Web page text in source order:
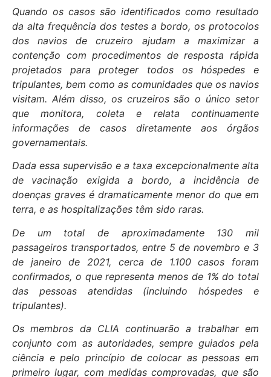
Quando os casos são identificados como resultado
da alta frequência dos testes a bordo, os protocolos
dos navios de cruzeiro ajudam a maximizar a
contenção com procedimentos de resposta rápida
projetados para proteger todos os hóspedes e
tripulantes, bem como as comunidades que os navios
visitam. Além disso, os cruzeiros são o único setor
que monitora, coleta e relata continuamente
informações de casos diretamente aos órgãos
governamentais.
Dada essa supervisão e a taxa excepcionalmente alta
de vacinação exigida a bordo, a incidência de
doenças graves é dramaticamente menor do que em
terra, e as hospitalizações têm sido raras.
De um total de aproximadamente 130 mil
passageiros transportados, entre 5 de novembro e 3
de janeiro de 2021, cerca de 1.100 casos foram
confirmados, o que representa menos de 1% do total
das pessoas atendidas (incluindo hóspedes e
tripulantes).
Os membros da CLIA continuarão a trabalhar em
conjunto com as autoridades, sempre guiados pela
ciência e pelo princípio de colocar as pessoas em
primeiro lugar, com medidas comprovadas, que são